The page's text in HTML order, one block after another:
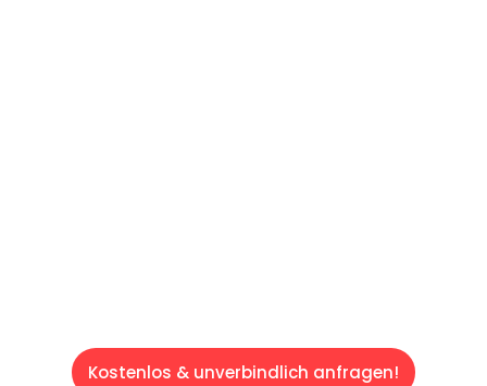
Kostenlos & unverbindlich anfragen!